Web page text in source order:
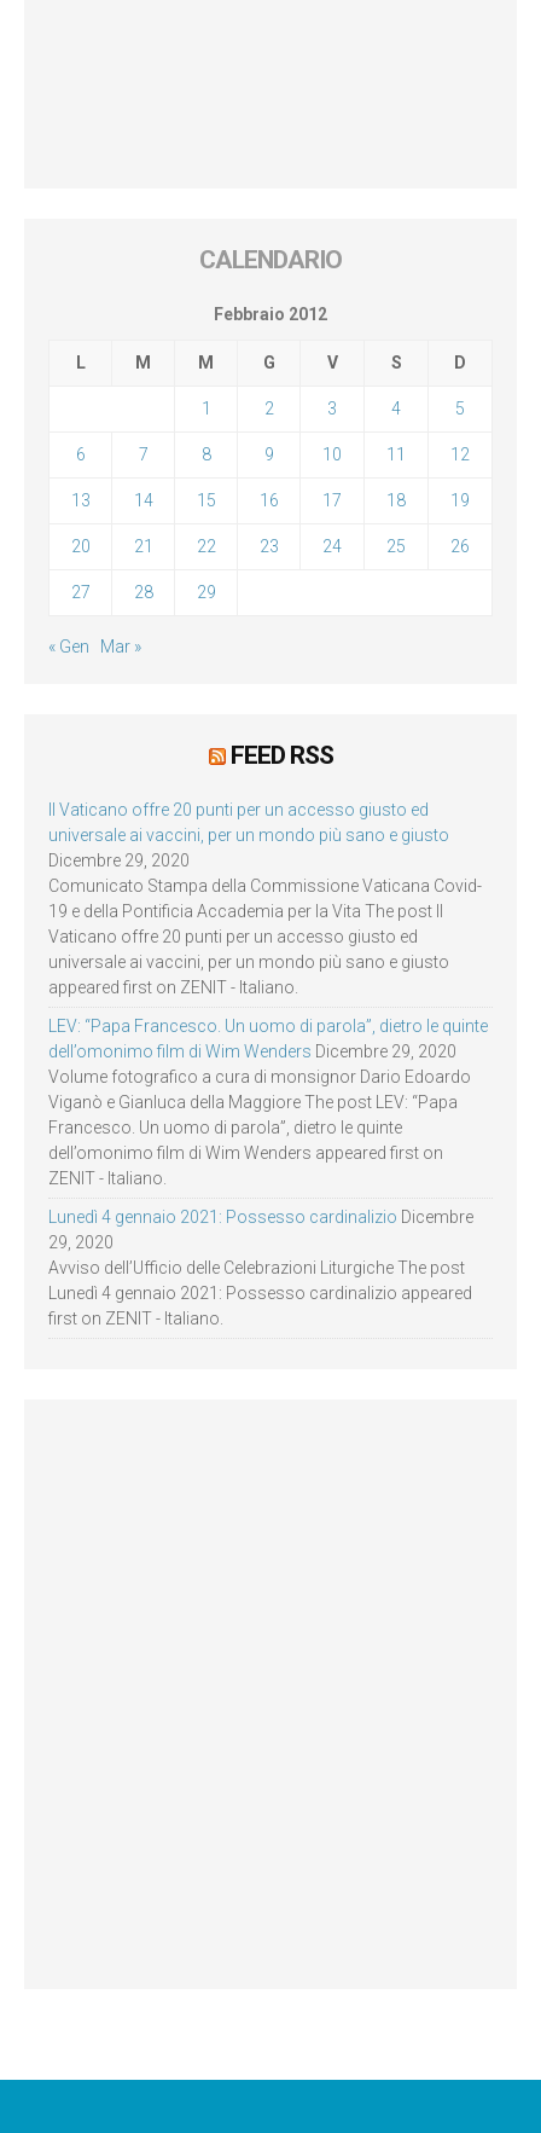
CALENDARIO
Febbraio 2012
L M M G V S D
1 2 3 4 5
6 7 8 9 10 11 12
13 14 15 16 17 18 19
20 21 22 23 24 25 26
27 28 29
« Gen Mar »
FEED RSS
Il Vaticano offre 20 punti per un accesso giusto ed
universale ai vaccini, per un mondo più sano e giusto
Dicembre 29, 2020
Comunicato Stampa della Commissione Vaticana Covid-
19 e della Pontificia Accademia per la Vita The post Il
Vaticano offre 20 punti per un accesso giusto ed
universale ai vaccini, per un mondo più sano e giusto
appeared first on ZENIT - Italiano.
LEV: “Papa Francesco. Un uomo di parola”, dietro le quinte
dell’omonimo film di Wim Wenders Dicembre 29, 2020
Volume fotografico a cura di monsignor Dario Edoardo
Viganò e Gianluca della Maggiore The post LEV: “Papa
Francesco. Un uomo di parola”, dietro le quinte
dell’omonimo film di Wim Wenders appeared first on
ZENIT - Italiano.
Lunedì 4 gennaio 2021: Possesso cardinalizio Dicembre
29, 2020
Avviso dell’Ufficio delle Celebrazioni Liturgiche The post
Lunedì 4 gennaio 2021: Possesso cardinalizio appeared
first on ZENIT - Italiano.